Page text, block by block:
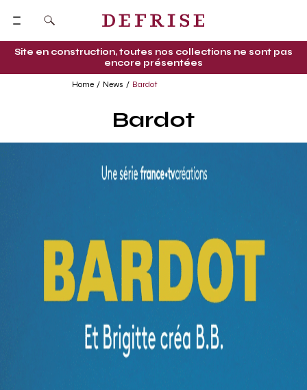
Site en construction, toutes nos collections ne sont pas
encore présentées
Home News Bardot
Bardot